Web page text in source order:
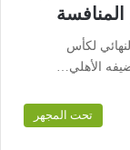
لكأس
ضيفه الأهلي…
تحت المجهر